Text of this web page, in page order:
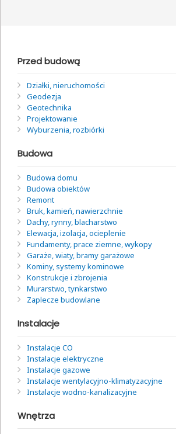
Przed budową
Działki, nieruchomości
Geodezja
Geotechnika
Projektowanie
Wyburzenia, rozbiórki
Budowa
Budowa domu
Budowa obiektów
Remont
Bruk, kamień, nawierzchnie
Dachy, rynny, blacharstwo
Elewacja, izolacja, ocieplenie
Fundamenty, prace ziemne, wykopy
Garaże, wiaty, bramy garażowe
Kominy, systemy kominowe
Konstrukcje i zbrojenia
Murarstwo, tynkarstwo
Zaplecze budowlane
Instalacje
Instalacje CO
Instalacje elektryczne
Instalacje gazowe
Instalacje wentylacyjno-klimatyzacyjne
Instalacje wodno-kanalizacyjne
Wnętrza